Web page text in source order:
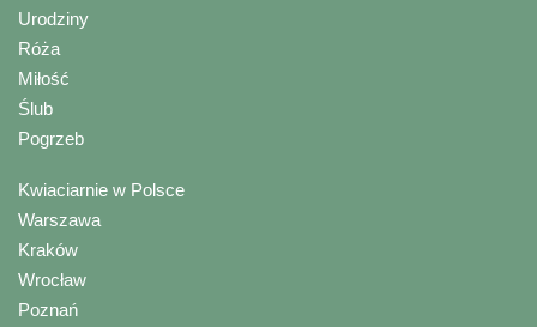
Urodziny
Róża
Miłość
Ślub
Pogrzeb
Kwiaciarnie w Polsce
Warszawa
Kraków
Wrocław
Poznań